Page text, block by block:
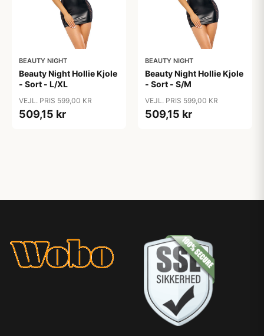
BEAUTY NIGHT
Beauty Night Hollie Kjole
- Sort - L/XL
VEJL. PRIS 599,00 KR
509,15 kr
BEAUTY NIGHT
Beauty Night Hollie Kjole
- Sort - S/M
VEJL. PRIS 599,00 KR
509,15 kr